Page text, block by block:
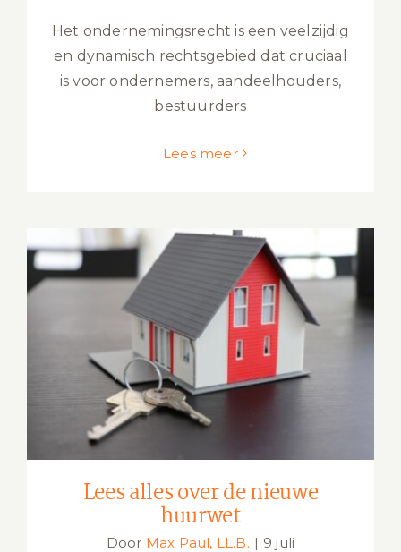
Het ondernemingsrecht is een veelzijdig
en dynamisch rechtsgebied dat cruciaal
is voor ondernemers, aandeelhouders,
bestuurders
Lees meer
Lees alles over de nieuwe huurwet
Lees alles over de nieuwe
huurwet
Door Max Paul, LL.B. | 9 juli